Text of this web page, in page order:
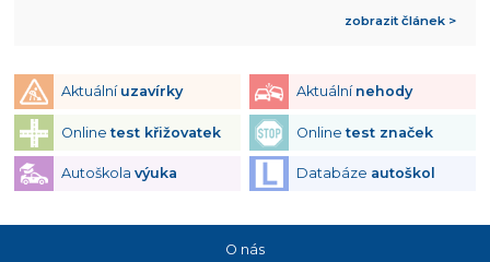
zobrazit článek >
Aktuální uzavírky Aktuální nehody
Onlinetest křižovatek Onlinetest značek
Autoškola výuka Databáze autoškol
O nás